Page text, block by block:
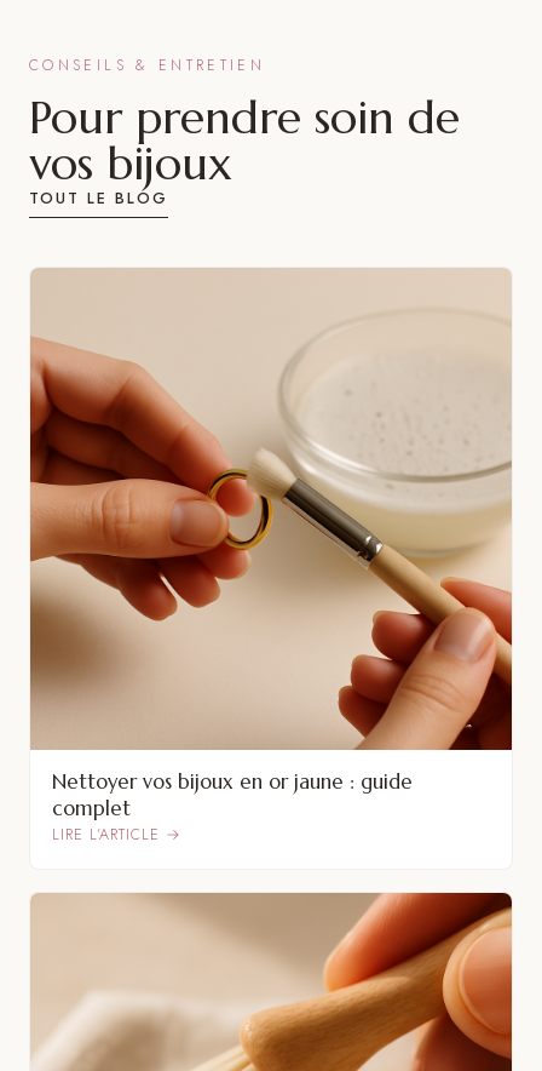
CONSEILS & ENTRETIEN
Pour prendre soin de
vos bijoux
TOUT LE BLOG
Nettoyer vos bijoux en or jaune : guide
complet
LIRE L’ARTICLE →